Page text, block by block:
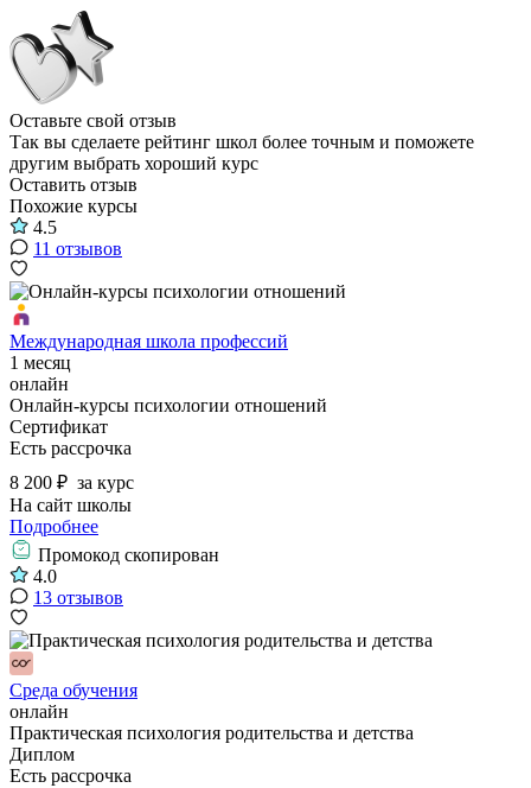
Оставьте свой отзыв
Так вы сделаете рейтинг школ более точным и поможете
другим выбрать хороший курс
Оставить отзыв
Похожие курсы
4.5
11 отзывов
Международная школа профессий
1 месяц
онлайн
Онлайн-курсы психологии отношений
Сертификат
Есть рассрочка
8 200 ₽ за курс
На сайт школы
Подробнее
Промокод скопирован
4.0
13 отзывов
Среда обучения
онлайн
Практическая психология родительства и детства
Диплом
Есть рассрочка